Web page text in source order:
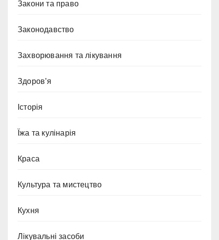
Закони та право
Законодавство
Захворювання та лікування
Здоров’я
Історія
Їжа та кулінарія
Краса
Культура та мистецтво
Кухня
Лікувальні засоби